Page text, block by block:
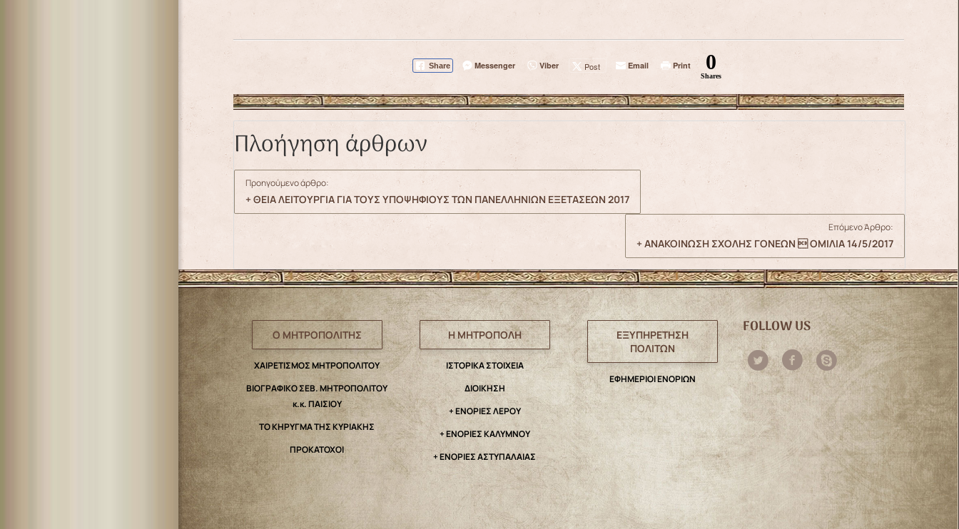
Share Messenger Viber Post Email Print 0
Shares
Πλοήγηση άρθρων
Προηγούμενο άρθρο:
+ ΘΕΙΑ ΛΕΙΤΟΥΡΓΙΑ ΓΙΑ ΤΟΥΣ ΥΠΟΨΗΦΙΟΥΣ ΤΩΝ ΠΑΝΕΛΛΗΝΙΩΝ ΕΞΕΤΑΣΕΩΝ 2017
Επόμενο Άρθρο:
+ ΑΝΑΚΟΙΝΩΣΗ ΣΧΟΛΗΣ ΓΟΝΕΩΝ  ΟΜΙΛΙΑ 14/5/2017
Ο ΜΗΤΡΟΠΟΛΙΤΗΣ
ΧΑΙΡΕΤΙΣΜΟΣ ΜΗΤΡΟΠΟΛΙΤΟΥ
ΒΙΟΓΡΑΦΙΚΟ ΣΕΒ. ΜΗΤΡΟΠΟΛΙΤΟΥ
κ.κ. ΠΑΙΣΙΟΥ
ΤΟ ΚΗΡΥΓΜΑ ΤΗΣ ΚΥΡΙΑΚΗΣ
ΠΡΟΚΑΤΟΧΟΙ
Η ΜΗΤΡΟΠΟΛΗ
IΣΤΟΡΙΚΑ ΣΤΟΙΧΕΙΑ
ΔΙΟΙΚΗΣΗ
+ ΕΝΟΡΙΕΣ ΛΕΡΟΥ
+ ΕΝΟΡΙΕΣ ΚΑΛΥΜΝΟΥ
+ ΕΝΟΡΙΕΣ ΑΣΤΥΠΑΛΑΙΑΣ
ΕΞΥΠΗΡΕΤΗΣΗ
ΠΟΛΙΤΩΝ
ΕΦΗΜΕΡΙΟΙ ΕΝΟΡΙΩΝ
FOLLOW US